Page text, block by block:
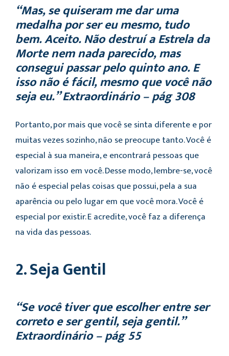
“Mas, se quiseram me dar uma
medalha por ser eu mesmo, tudo
bem. Aceito. Não destruí a Estrela da
Morte nem nada parecido, mas
consegui passar pelo quinto ano. E
isso não é fácil, mesmo que você não
seja eu.” Extraordinário – pág 308
Portanto, por mais que você se sinta diferente e por
muitas vezes sozinho, não se preocupe tanto. Você é
especial à sua maneira, e encontrará pessoas que
valorizam isso em você. Desse modo, lembre-se, você
não é especial pelas coisas que possui, pela a sua
aparência ou pelo lugar em que você mora. Você é
especial por existir. E acredite, você faz a diferença
na vida das pessoas.
2. Seja Gentil
“Se você tiver que escolher entre ser
correto e ser gentil, seja gentil.”
Extraordinário – pág 55